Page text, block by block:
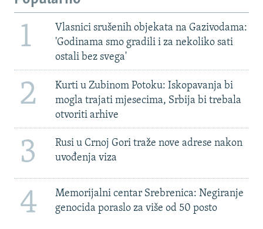
1
Vlasnici srušenih objekata na Gazivodama:
'Godinama smo gradili i za nekoliko sati
ostali bez svega'
2
Kurti u Zubinom Potoku: Iskopavanja bi
mogla trajati mjesecima, Srbija bi trebala
otvoriti arhive
3
Rusi u Crnoj Gori traže nove adrese nakon
uvođenja viza
4
Memorijalni centar Srebrenica: Negiranje
genocida poraslo za više od 50 posto